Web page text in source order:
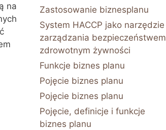
na
Zastosowanie biznesplanu
System HACCP jako narzędzie
zarządzania bezpieczeństwem
zdrowotnym żywności
Funkcje biznes planu
Pojęcie biznes planu
Pojęcie biznes planu
Pojęcie, definicje i funkcje
biznes planu